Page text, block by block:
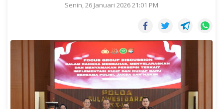
Senin, 26 Januari 2026 21:01 PM